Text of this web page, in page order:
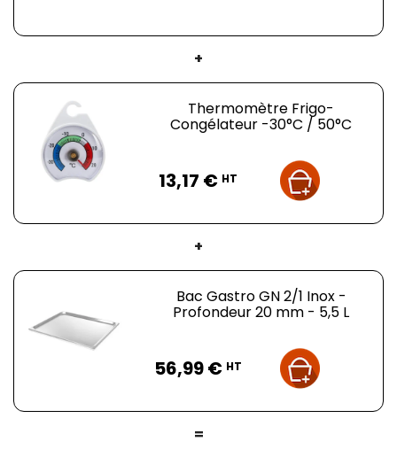
+
Thermomètre Frigo-
Congélateur -30°C / 50°C
13,17 € HT
+
Bac Gastro GN 2/1 Inox -
Profondeur 20 mm - 5,5 L
56,99 € HT
=